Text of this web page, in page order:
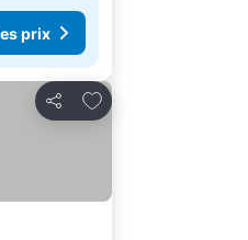
prix
Partager
Ajouter à mes favoris